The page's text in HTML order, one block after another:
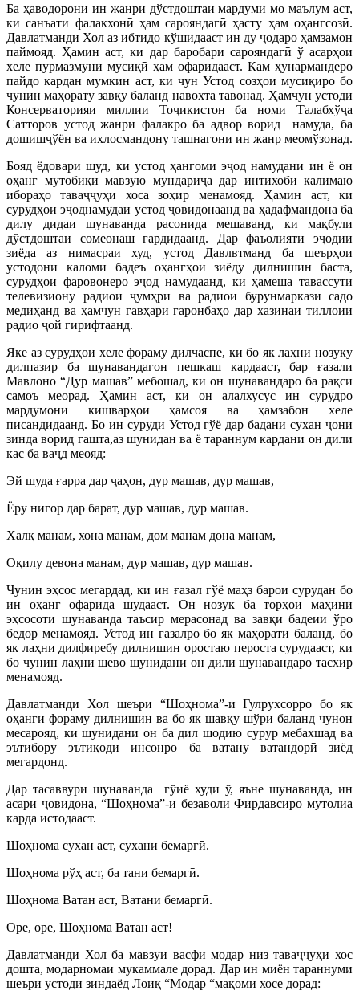
Ба ҳаводорони ин жанри дўстдоштаи мардуми мо маълум аст,
ки санъати фалакхонӣ ҳам сарояндагӣ ҳасту ҳам оҳангсозӣ.
Давлатманди Хол аз ибтидо кўшидааст ин ду ҷодаро ҳамзамон
паймояд. Ҳамин аст, ки дар баробари сарояндагӣ ў асарҳои
хеле пурмазмуни мусиқӣ ҳам офаридааст. Кам ҳунармандеро
пайдо кардан мумкин аст, ки чун Устод созҳои мусиқиро бо
чунин маҳорату завқу баланд навохта тавонад. Ҳамчун устоди
Консерваторияи миллии Тоҷикистон ба номи Талабхўҷа
Сатторов устод жанри фалакро ба адвор ворид намуда, ба
дошишҷўён ва ихлосмандону ташнагони ин жанр меомўзонад.
Бояд ёдовари шуд, ки устод ҳангоми эҷод намудани ин ё он
оҳанг мутобиқи мавзую мундариҷа дар интихоби калимаю
ибораҳо таваҷҷуҳи хоса зоҳир менамояд. Ҳамин аст, ки
сурудҳои эҷоднамудаи устод ҷовидонаанд ва ҳадафмандона ба
дилу дидаи шунаванда расонида мешаванд, ки мақбули
дўстдоштаи сомеонаш гардидаанд. Дар фаъолияти эҷодии
зиёда аз нимасраи худ, устод Давлвтманд ба шеърҳои
устодони каломи бадеъ оҳангҳои зиёду дилнишин баста,
сурудҳои фаровонеро эҷод намудаанд, ки ҳамеша тавассути
телевизиону радиои ҷумҳрӣ ва радиои бурунмарказӣ садо
медиҳанд ва ҳамчун гавҳари гаронбаҳо дар хазинаи тиллоии
радио ҷой гирифтаанд.
Яке аз сурудҳои хеле фораму дилчаспе, ки бо як лаҳни нозуку
дилпазир ба шунавандагон пешкаш кардааст, бар ғазали
Мавлоно “Дур машав” мебошад, ки он шунавандаро ба рақси
самоъ меорад. Ҳамин аст, ки он алалхусус ин сурудро
мардумони кишварҳои ҳамсоя ва ҳамзабон хеле
писандидаанд. Бо ин суруди Устод гўё дар бадани сухан ҷони
зинда ворид гашта,аз шунидан ва ё тараннум кардани он дили
кас ба ваҷд меояд:
Эй шуда ғарра дар ҷаҳон, дур машав, дур машав,
Ёру нигор дар барат, дур машав, дур машав.
Халқ манам, хона манам, дом манам дона манам,
Оқилу девона манам, дур машав, дур машав.
Чунин эҳсос мегардад, ки ин ғазал гўё маҳз барои сурудан бо
ин оҳанг офарида шудааст. Он нозук ба торҳои маҳини
эҳсосоти шунаванда таъсир мерасонад ва завқи бадеии ўро
бедор менамояд. Устод ин ғазалро бо як маҳорати баланд, бо
як лаҳни дилфиребу дилнишин оростаю пероста сурудааст, ки
бо чунин лаҳни шево шунидани он дили шунавандаро тасхир
менамояд.
Давлатманди Хол шеъри “Шоҳнома”-и Гулрухсорро бо як
оҳанги фораму дилнишин ва бо як шавқу шўри баланд чунон
месарояд, ки шунидани он ба дил шодию сурур мебахшад ва
эътибору эътиқоди инсонро ба ватану ватандорӣ зиёд
мегардонд.
Дар тасаввури шунаванда гўиё худи ў, яъне шунаванда, ин
асари ҷовидона, “Шоҳнома”-и безаволи Фирдавсиро мутолиа
карда истодааст.
Шоҳнома сухан аст, сухани бемаргӣ.
Шоҳнома рўҳ аст, ба тани бемаргӣ.
Шоҳнома Ватан аст, Ватани бемаргӣ.
Оре, оре, Шоҳнома Ватан аст!
Давлатманди Хол ба мавзуи васфи модар низ таваҷҷуҳи хос
дошта, модарномаи мукаммале дорад. Дар ин миён тараннуми
шеъри устоди зиндаёд Лоиқ “Модар “мақоми хосе дорад: